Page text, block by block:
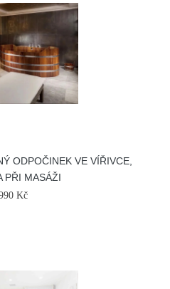
ODPOČINEK VE VÍŘIVCE,
PŘI MASÁŽI
Kč